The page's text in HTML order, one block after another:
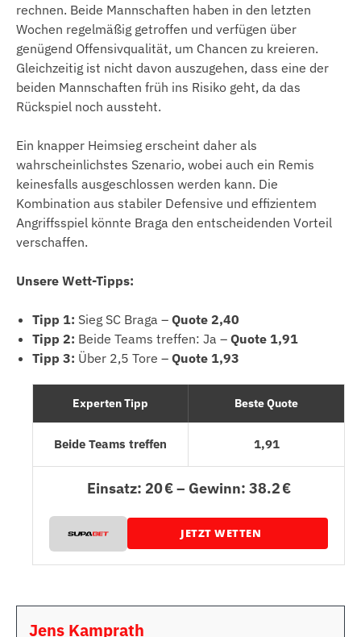
rechnen. Beide Mannschaften haben in den letzten
Wochen regelmäßig getroffen und verfügen über
genügend Offensivqualität, um Chancen zu kreieren.
Gleichzeitig ist nicht davon auszugehen, dass eine der
beiden Mannschaften früh ins Risiko geht, da das
Rückspiel noch aussteht.
Ein knapper Heimsieg erscheint daher als
wahrscheinlichstes Szenario, wobei auch ein Remis
keinesfalls ausgeschlossen werden kann. Die
Kombination aus stabiler Defensive und effizientem
Angriffsspiel könnte Braga den entscheidenden Vorteil
verschaffen.
Unsere Wett-Tipps:
Tipp 1: Sieg SC Braga – Quote 2,40
Tipp 2: Beide Teams treffen: Ja – Quote 1,91
Tipp 3: Über 2,5 Tore – Quote 1,93
Experten Tipp Beste Quote
Beide Teams treffen 1,91
Einsatz: 20 € – Gewinn: 38.2 €
JETZT WETTEN
Jens Kamprath